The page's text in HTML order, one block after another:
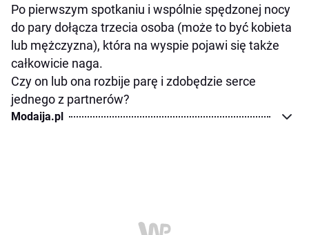
Po pierwszym spotkaniu i wspólnie spędzonej nocy
do pary dołącza trzecia osoba (może to być kobieta
lub mężczyzna), która na wyspie pojawi się także
całkowicie naga.
Czy on lub ona rozbije parę i zdobędzie serce
jednego z partnerów?
Modaija.pl